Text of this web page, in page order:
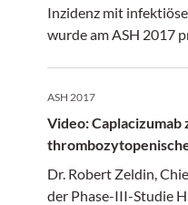
Inzidenz mit
wurde am ASH 2017
ASH 2017
Video:
Dr. Robert Zeldin,
der Phase-III-Studie